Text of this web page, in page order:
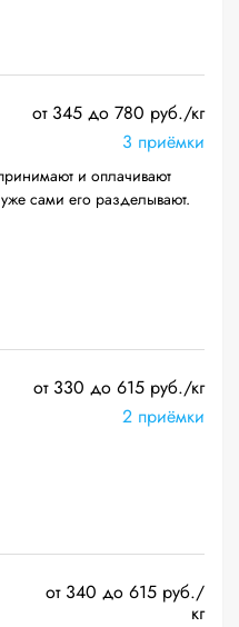
от 345 до 780 руб./кг
3 приёмки
и оплачивают
сами его разделывают.
от 330 до 615 руб./кг
2 приёмки
от 340 до 615 руб./
кг